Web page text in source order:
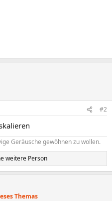
#2
Geräusche gewöhnen zu wollen.​
weitere Person
Themas